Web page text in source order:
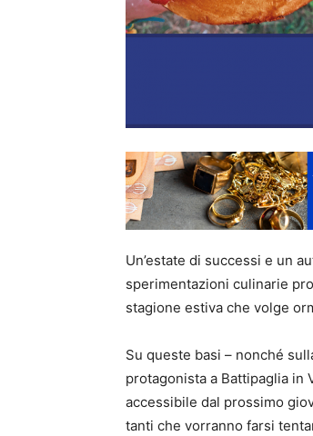
Un’estate di successi e un
sperimentazioni culinarie
stagione estiva che volge
Su queste basi – nonché
protagonista a Battipaglia in
accessibile dal prossimo
tanti che vorranno farsi